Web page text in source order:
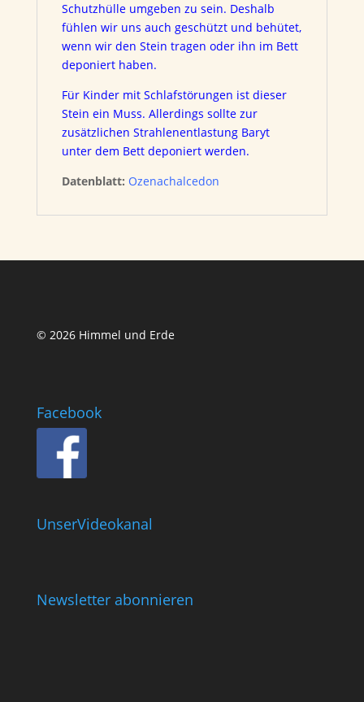
Schutzhülle umgeben zu sein. Deshalb
fühlen wir uns auch geschützt und behütet,
wenn wir den Stein tragen oder ihn im Bett
deponiert haben.
Für Kinder mit Schlafstörungen ist dieser
Stein ein Muss. Allerdings sollte zur
zusätzlichen Strahlenentlastung Baryt
unter dem Bett deponiert werden.
Datenblatt: Ozenachalcedon
© 2026 Himmel und Erde
Facebook
UnserVideokanal
Newsletter abonnieren